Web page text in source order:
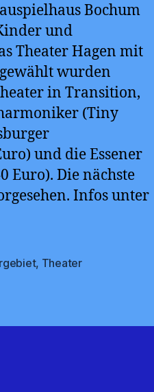
Bochum
und
Theater Hagen mit
wurden
in Transition,
(Tiny
und die Essener
Euro). Die nächste
Infos unter
, Theater